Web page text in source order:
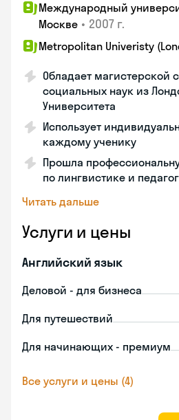
Международный
Москве • 2007 г.
Metropolitan Univeristy
Обладает магистерской
социальных наук из
Университета
Использует
каждому ученику
Прошла
по лингвистике и
Читать дальше
Услуги и цены
Английский язык
Деловой - для бизнеса
Для путешествий
Для начинающих - премиум
Все услуги и цены (4)